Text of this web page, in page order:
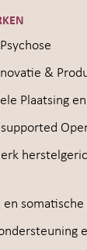
&
Plaatsing
somatische